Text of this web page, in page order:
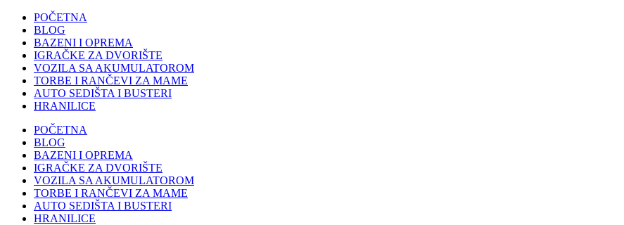
POČETNA
BLOG
BAZENI I OPREMA
IGRAČKE ZA DVORIŠTE
VOZILA SA AKUMULATOROM
TORBE I RANČEVI ZA MAME
AUTO SEDIŠTA I BUSTERI
HRANILICE
POČETNA
BLOG
BAZENI I OPREMA
IGRAČKE ZA DVORIŠTE
VOZILA SA AKUMULATOROM
TORBE I RANČEVI ZA MAME
AUTO SEDIŠTA I BUSTERI
HRANILICE